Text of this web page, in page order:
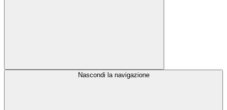
Nascondi la navigazione